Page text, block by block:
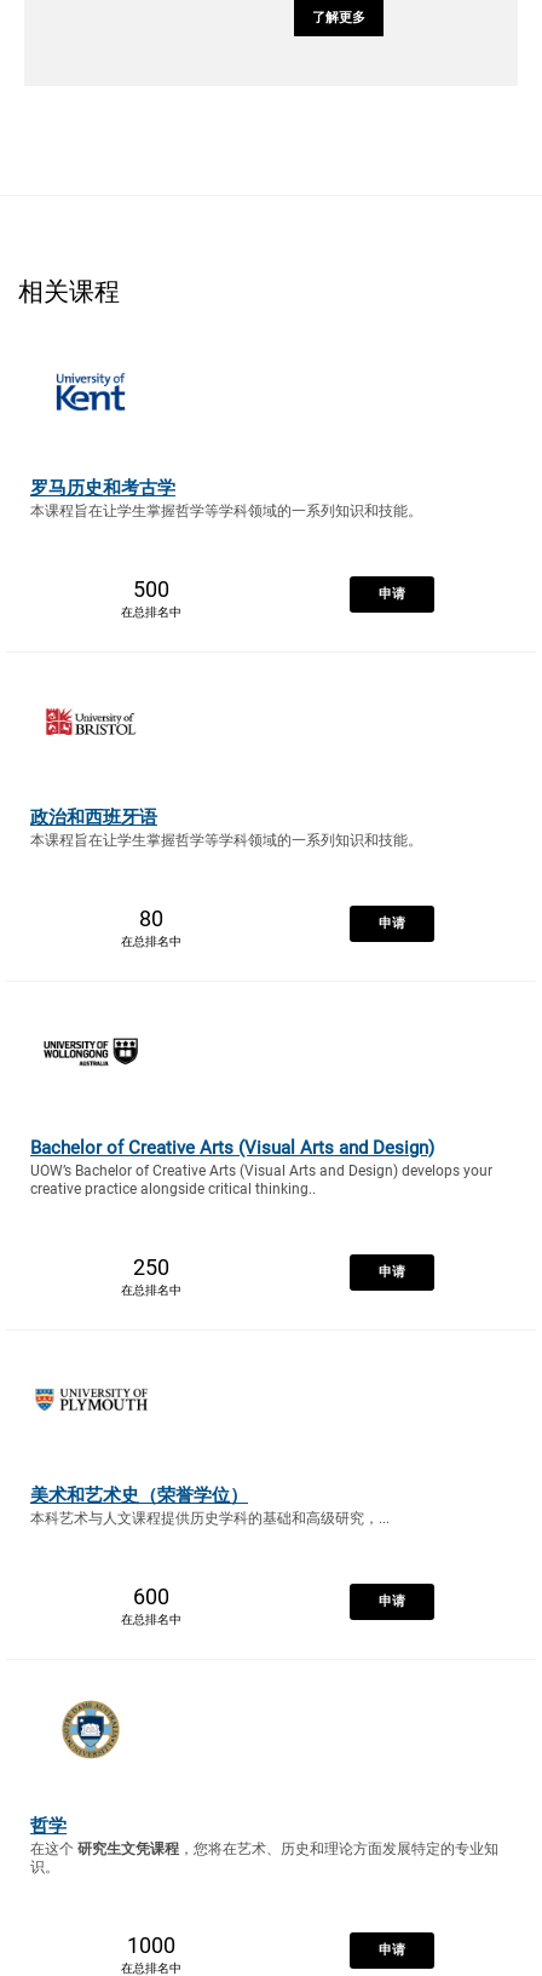
了解更多
相关课程
罗马历史和考古学
本课程旨在让学生掌握哲学等学科领域的一系列知识和技能。
500
在总排名中
申请
政治和西班牙语
本课程旨在让学生掌握哲学等学科领域的一系列知识和技能。
80
在总排名中
申请
Bachelor of Creative Arts (Visual Arts and Design)
UOW’s Bachelor of Creative Arts (Visual Arts and Design) develops your
creative practice alongside critical thinking..
250
在总排名中
申请
美术和艺术史（荣誉学位）
本科艺术与人文课程提供历史学科的基础和高级研究，...
600
在总排名中
申请
哲学
在这个 研究生文凭课程 ，您将在艺术、历史和理论方面发展特定的专业知
识。
1000
在总排名中
申请